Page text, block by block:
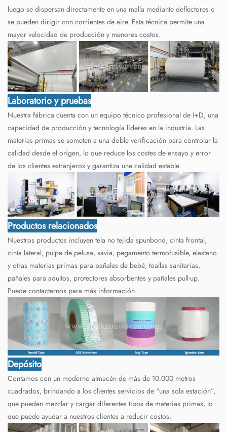
luego se dispersan directamente en una malla mediante deflectores o
se pueden dirigir con corrientes de aire. Esta técnica permite una
mayor velocidad de producción y menores costos.
Laboratorio y pruebas
Nuestra fábrica cuenta con un equipo técnico profesional de I+D, una
capacidad de producción y tecnología líderes en la industria. Las
materias primas se someten a una doble verificación para controlar la
calidad desde el origen, lo que reduce los costes de ensayo y error
de los clientes extranjeros y garantiza una calidad estable.
Productos relacionados
Nuestros productos incluyen tela no tejida spunbond, cinta frontal,
cinta lateral, pulpa de pelusa, savia, pegamento termofusible, elastano
y otras materias primas para pañales de bebé, toallas sanitarias,
pañales para adultos, protectores absorbentes y pañales pull-up.
Puede contactarnos para más información.
Depósito
Contamos con un moderno almacén de más de 10.000 metros
cuadrados, brindando a los clientes servicios de “una sola estación”,
que pueden mezclar y cargar diferentes tipos de materias primas, lo
que puede ayudar a nuestros clientes a reducir costos.